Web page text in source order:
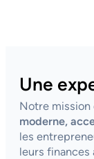
Une
Notre mission
moderne,
les
leurs finances